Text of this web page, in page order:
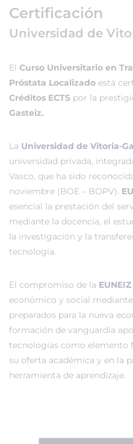
Certificación
Universidad de
El Curso Universitario en
Próstata Localizado está
Créditos ECTS por la
Gasteiz.
La Universidad de Vitoria-
universidad privada,
Vasco, que ha sido
noviembre (BOE – BOPV).
esencial la prestación del
mediante la docencia, el
la investigación y la
tecnología.
El compromiso de la EUNEIZ
económico y social
preparados para la nueva
formación de vanguardia
tecnologías como elemento
su oferta académica y en la
herramienta de aprendizaje.